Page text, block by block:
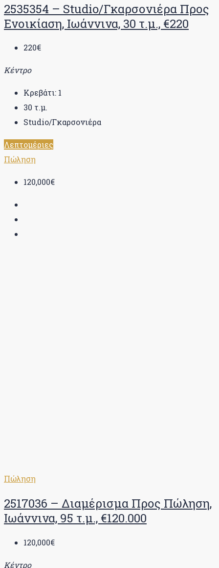
2535354 – Studio/Γκαρσονιέρα Προς
Ενοικίαση, Ιωάννινα, 30 τ.μ., €220
220€
Κέντρο
Κρεβάτι: 1
30 τ.μ.
Studio/Γκαρσονιέρα
Λεπτομέριες
Πώληση
120,000€
Πώληση
2517036 – Διαμέρισμα Προς Πώληση,
Ιωάννινα, 95 τ.μ., €120.000
120,000€
Κέντρο